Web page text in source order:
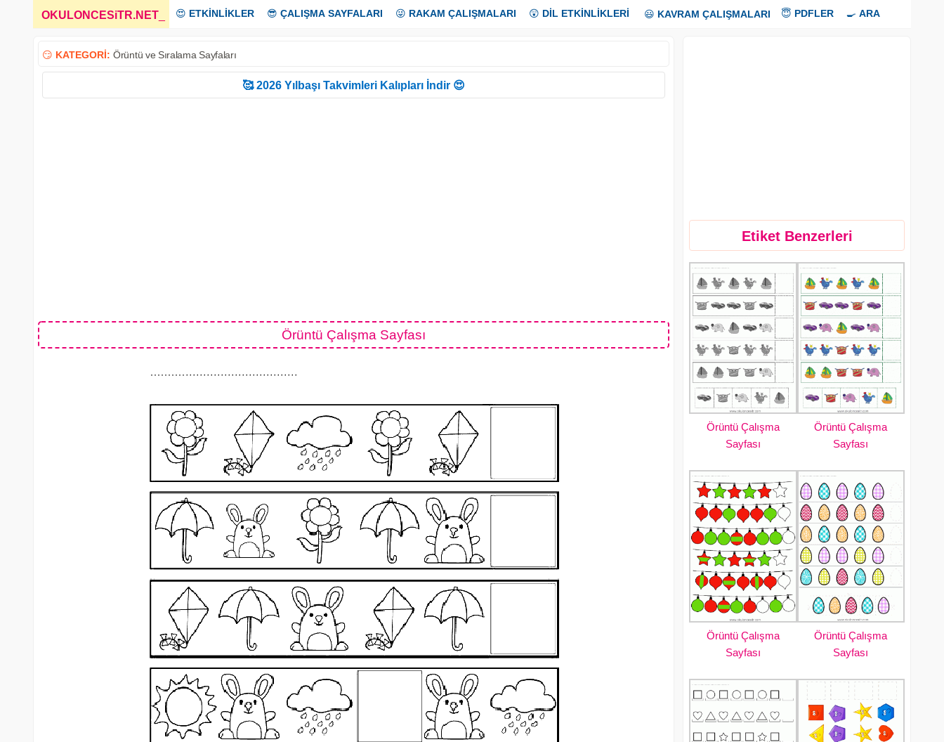
OKULONCESiTR.NET 😍 ETKİNLİKLER 😎 ÇALIŞMA SAYFALARI 😜 RAKAM ÇALIŞMALARI 😲 DİL ETKİNLİKLERİ 😃 KAVRAM ÇALIŞMALARI 😇 PDFLER 🍳 ARA
😏 KATEGORİ: Örüntü ve Sıralama Sayfaları
🥰 2026 Yılbaşı Takvimleri Kalıpları İndir 😍
Örüntü Çalışma Sayfası
Etiket Benzerleri
Örüntü Çalışma
Sayfası
Örüntü Çalışma
Sayfası
Örüntü Çalışma
Sayfası
Örüntü Çalışma
Sayfası